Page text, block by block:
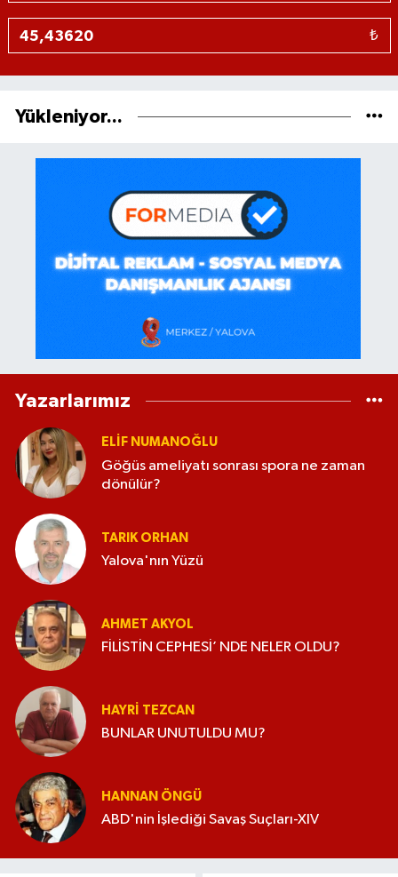
₺
Yükleniyor...
Yazarlarımız
ELİF NUMANOĞLU
Göğüs ameliyatı sonrası spora ne zaman
dönülür?
TARIK ORHAN
Yalova'nın Yüzü
AHMET AKYOL
FİLİSTİN CEPHESİ’ NDE NELER OLDU?
HAYRI TEZCAN
BUNLAR UNUTULDU MU?
HANNAN ÖNGÜ
ABD'nin İşlediği Savaş Suçları-XIV